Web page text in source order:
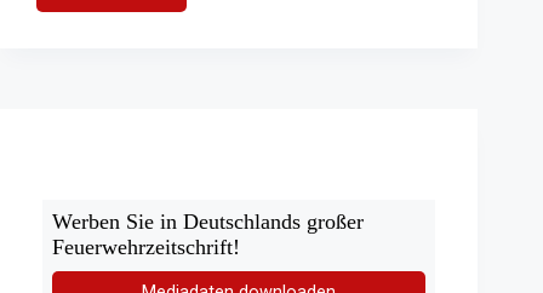
technische
Werben Sie in Deutschlands großer
Feuerwehrzeitschrift!